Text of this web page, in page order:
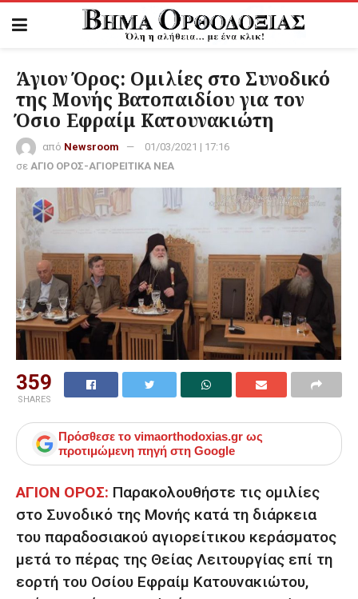
Άγιον Όρος: Ομιλίες στο Συνοδικό
της Μονής Βατοπαιδίου για τον
Όσιο Εφραίμ Κατουνακιώτη
από Newsroom
01/03/2021 | 17:16
σε ΑΓΙΟ ΟΡΟΣ-ΑΓΙΟΡΕΙΤΙΚΑ ΝΕΑ
359
SHARES
Πρόσθεσε το vimaorthodoxias.gr ως
προτιμώμενη πηγή στη Google
ΑΓΙΟΝ ΟΡΟΣ: Παρακολουθήστε τις ομιλίες
στο Συνοδικό της Μονής κατά τη διάρκεια
του παραδοσιακού αγιορείτικου κεράσματος
μετά το πέρας της Θείας Λειτουργίας επί τη
εορτή του Οσίου Εφραίμ Κατουνακιώτου,